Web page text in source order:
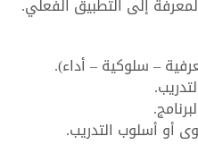
– سلوكية – أداء).
أو أسلوب التدريب.